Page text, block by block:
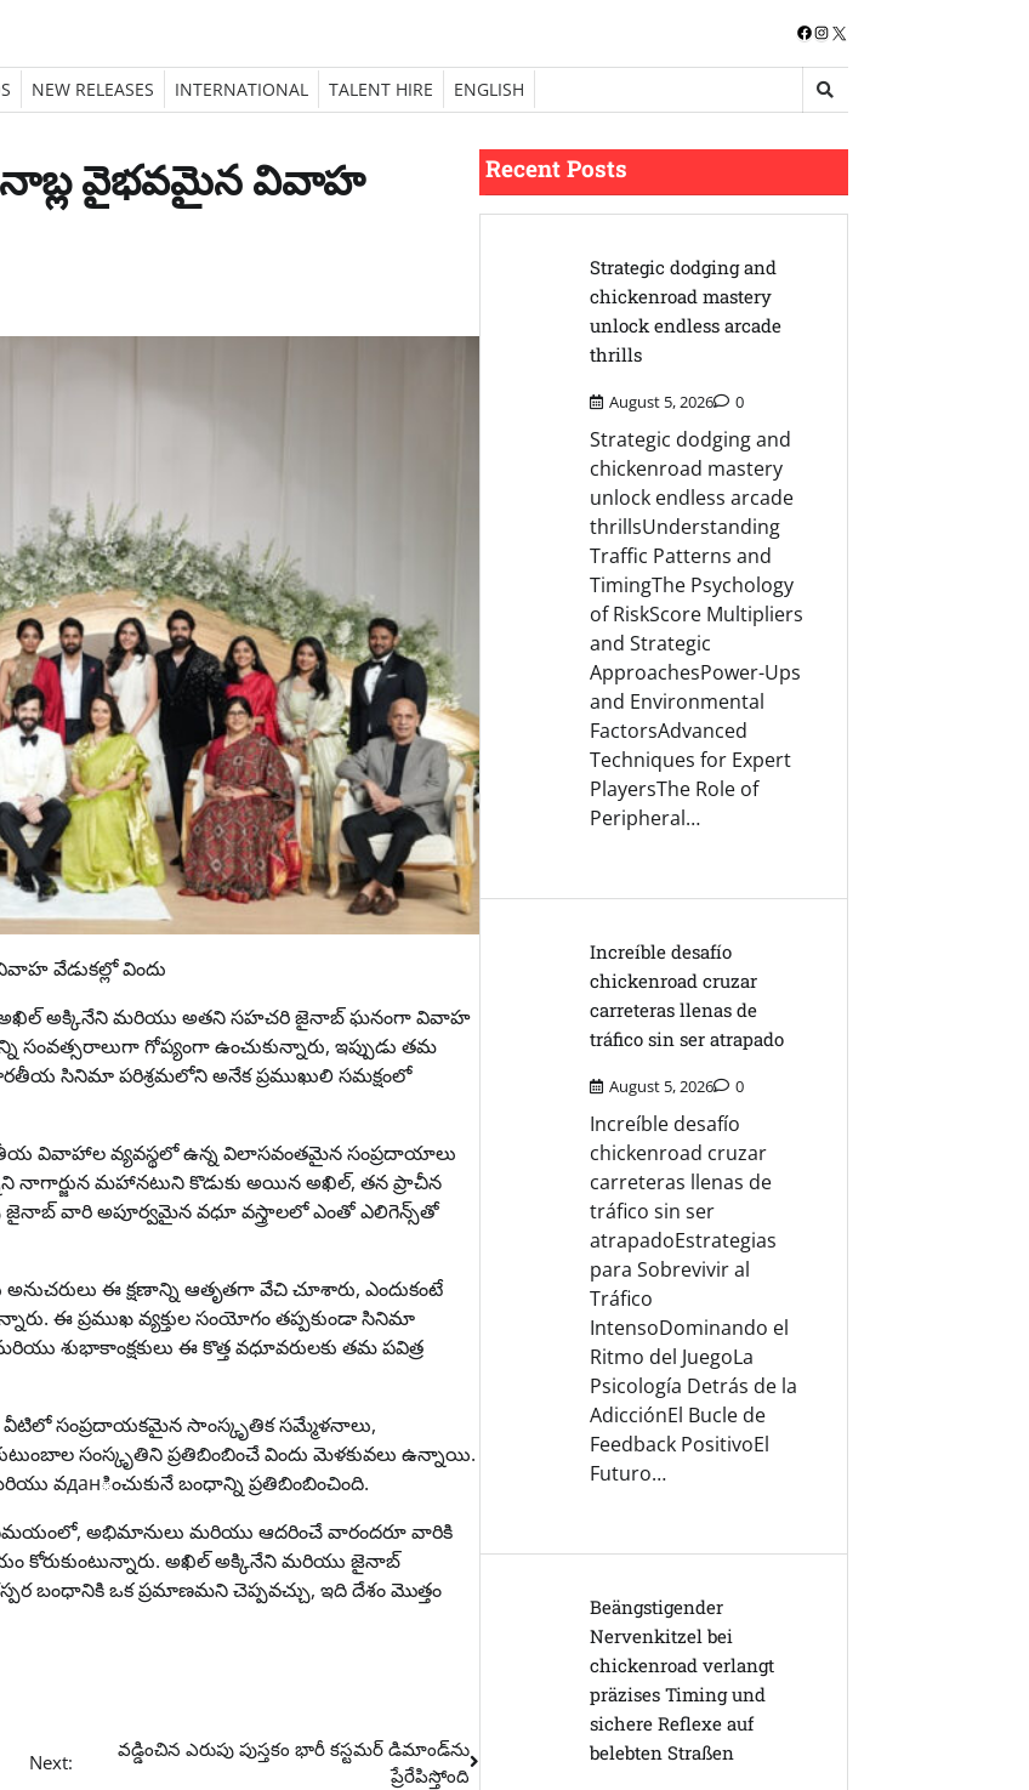
Facebook
Instagram
X
NEW RELEASES INTERNATIONAL TALENT HIRE ENGLISH
వైభవమైన వివాహ
వేడుకల్లో విందు
అఖిల్ అక్కినేని మరియు అతని సహచరి జైనాబ్ ఘనంగా వివాహ
సంవత్సరాలుగా గోప్యంగా ఉంచుకున్నారు, ఇప్పుడు తమ
సినిమా పరిశ్రమలోని అనేక ప్రముఖులి సమక్షంలో
వివాహాల వ్యవస్థలో ఉన్న విలాసవంతమైన సంప్రదాయాలు
నాగార్జున మహానటుని కొడుకు అయిన అఖిల్, తన ప్రాచీన
జైనాబ్ వారి అపూర్వమైన వధూ వస్త్రాలలో ఎంతో ఎలిగెన్స్‌తో
ఈ క్షణాన్ని ఆతృతగా వేచి చూశారు, ఎందుకంటే
ఈ ప్రముఖ వ్యక్తుల సంయోగం తప్పకుండా సినిమా
శుభాకాంక్షకులు ఈ కొత్త వధూవరులకు తమ పవిత్ర
వీటిలో సంప్రదాయకమైన సాంస్కృతిక సమ్మేళనాలు,
సంస్కృతిని ప్రతిబింబించే విందు మెళకువలు ఉన్నాయి.
వданించుకునే బంధాన్ని ప్రతిబింబించింది.
సమయంలో, అభిమానులు మరియు ఆదరించే వారందరూ వారికి
కోరుకుంటున్నారు. అఖిల్ అక్కినేని మరియు జైనాబ్
బంధానికి ఒక ప్రమాణమని చెప్పవచ్చు, ఇది దేశం మొత్తం
Next:
వడ్డించిన ఎరుపు పుస్తకం భారీ కస్టమర్ డిమాండ్‌ను
ప్రేరేపిస్తోంది
Recent Posts
Strategic dodging and
chickenroad mastery
unlock endless arcade
thrills
August 5, 2026 0
Strategic dodging and
chickenroad mastery
unlock endless arcade
thrillsUnderstanding
Traffic Patterns and
TimingThe Psychology
of RiskScore Multipliers
and Strategic
ApproachesPower-Ups
and Environmental
FactorsAdvanced
Techniques for Expert
PlayersThe Role of
Peripheral…
Increíble desafío
chickenroad cruzar
carreteras llenas de
tráfico sin ser atrapado
August 5, 2026 0
Increíble desafío
chickenroad cruzar
carreteras llenas de
tráfico sin ser
atrapadoEstrategias
para Sobrevivir al
Tráfico
IntensoDominando el
Ritmo del JuegoLa
Psicología Detrás de la
AdicciónEl Bucle de
Feedback PositivoEl
Futuro…
Beängstigender
Nervenkitzel bei
chickenroad verlangt
präzises Timing und
sichere Reflexe auf
belebten Straßen